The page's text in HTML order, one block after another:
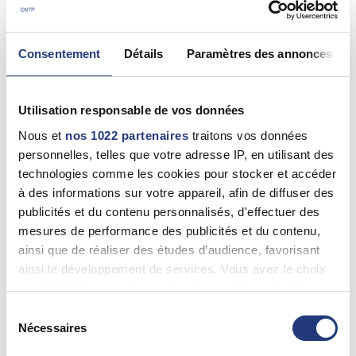
Consentement Détails Paramètres des annonces
Utilisation responsable de vos données
Nous et nos 1022 partenaires traitons vos données
personnelles, telles que votre adresse IP, en utilisant des
technologies comme les cookies pour stocker et accéder
à des informations sur votre appareil, afin de diffuser des
publicités et du contenu personnalisés, d'effectuer des
mesures de performance des publicités et du contenu,
ainsi que de réaliser des études d’audience, favorisant
ainsi le développement de services. Vous avez le choix
quant à l'utilisation de vos données et à leurs finalités.
tout moment en consultant la Déclaration relative aux
cookies ou en cliquant sur l'icône de confidentialité.
Nécessaires
56 - {"num":"56","name":"Morbihan"}
Jean-Marc BOIN
06 12 41 08 79
56 - Morbihan
GUILLAUME Philippe
Languidic (56440)
02 97 68 58 51